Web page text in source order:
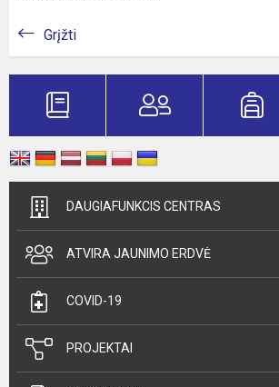
Grįžti
DAUGIAFUNKCIS CENTRAS
ATVIRA JAUNIMO ERDVĖ
COVID-19
PROJEKTAI